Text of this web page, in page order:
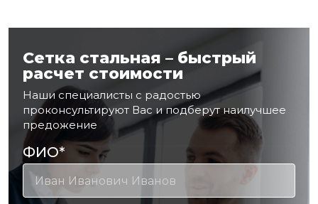
Сетка стальная – быстрый
расчет стоимости
Наши специалисты с радостью
проконсультируют Вас и подберут наилучшее
предожение
ФИО*